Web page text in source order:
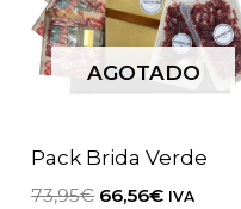
AGOTADO
Pack Brida Verde
73,95€ El
66,56€ElIVA